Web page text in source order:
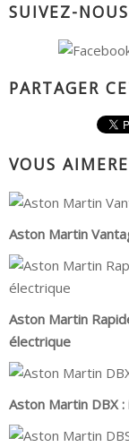
SUIVEZ-
PARTAGER
VOUS
Aston Martin
Aston Martin
électrique
Aston Martin DBX